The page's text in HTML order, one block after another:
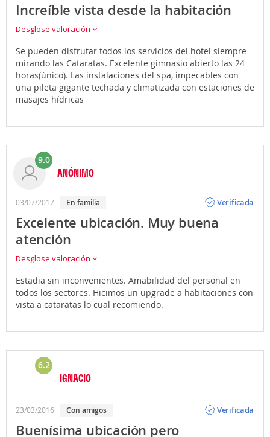
Increíble vista desde la habitación
Desglose valoración
Se pueden disfrutar todos los servicios del hotel siempre
mirando las Cataratas. Excelente gimnasio abierto las 24
horas(único). Las instalaciones del spa, impecables con
una pileta gigante techada y climatizada con estaciones de
masajes hídricas
9.0
ANÓNIMO
03/07/2017 en familia
Verificada
Excelente ubicación. Muy buena
atención
Desglose valoración
Estadia sin inconvenientes. Amabilidad del personal en
todos los sectores. Hicimos un upgrade a habitaciones con
vista a cataratas lo cual recomiendo.
6.2
IGNACIO
23/03/2016 con amigos
Verificada
Buenísima ubicación pero